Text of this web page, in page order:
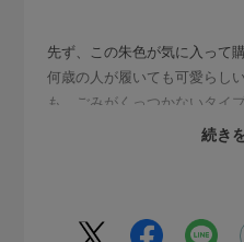
先ず、この朱色が気に入って
何歳の人が履いても可愛らし
も、ごみがくっつかないタイ
自分が使って良かったので、
続き